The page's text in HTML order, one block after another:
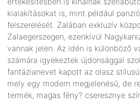
kialakításokat is, mint például
felszerelését. Zalában exkluzív
Zalaegerszegen, ezenkívül
vannak jelen. Az idén is különböző
számára igyekeztek újdonsággal
fantázianevet kapott az olasz
mely egy modern megjelenésű, de
termék, magas fény? cseresznye